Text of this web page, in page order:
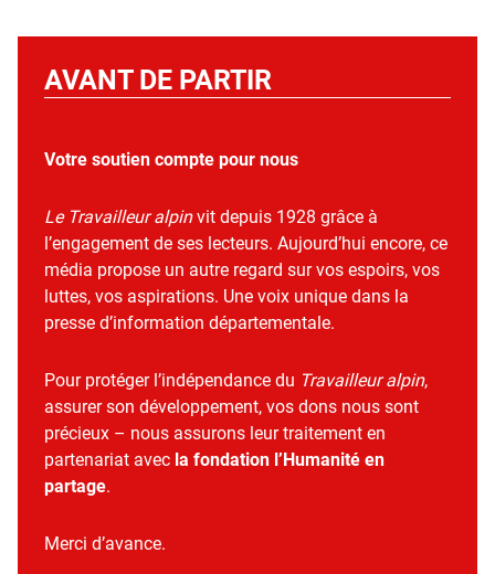
AVANT DE PARTIR
Votre soutien compte pour nous
Le Travailleur alpinvit depuis 1928 grâce à
l’engagement de ses lecteurs. Aujourd’hui encore, ce
média propose un autre regard sur vos espoirs, vos
luttes, vos aspirations. Une voix unique dans la
presse d’information départementale.
Pour protéger l’indépendance du Travailleur alpin,
assurer son développement, vos dons nous sont
précieux – nous assurons leur traitement en
partenariat avec la fondation l’Humanité en
partage.
Merci d’avance.